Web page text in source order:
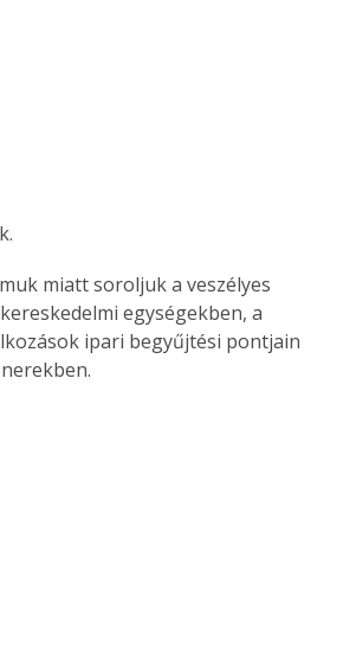
miatt soroljuk a veszélyes
egységekben, a
ipari begyűjtési pontjain